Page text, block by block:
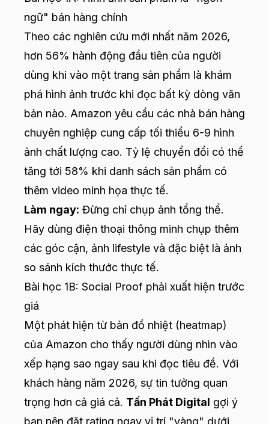
ngữ" bán hàng chính
Theo các nghiên cứu mới nhất năm 2026,
hơn 56% hành động đầu tiên của người
dùng khi vào một trang sản phẩm là khám
phá hình ảnh trước khi đọc bất kỳ dòng văn
bản nào. Amazon yêu cầu các nhà bán hàng
chuyên nghiệp cung cấp tối thiểu 6-9 hình
ảnh chất lượng cao. Tỷ lệ chuyển đổi có thể
tăng tới 58% khi danh sách sản phẩm có
thêm video minh họa thực tế.
Làm ngay: Đừng chỉ chụp ảnh tổng thể.
Hãy dùng điện thoại thông minh chụp thêm
các góc cận, ảnh lifestyle và đặc biệt là ảnh
so sánh kích thước thực tế.
Bài học 1B: Social Proof phải xuất hiện trước
giá
Một phát hiện từ bản đồ nhiệt (heatmap)
của Amazon cho thấy người dùng nhìn vào
xếp hạng sao ngay sau khi đọc tiêu đề. Với
khách hàng năm 2026, sự tin tưởng quan
trọng hơn cả giá cả. Tấn Phát Digital gợi ý
bạn nên đặt rating ngay vị trí "vàng" dưới